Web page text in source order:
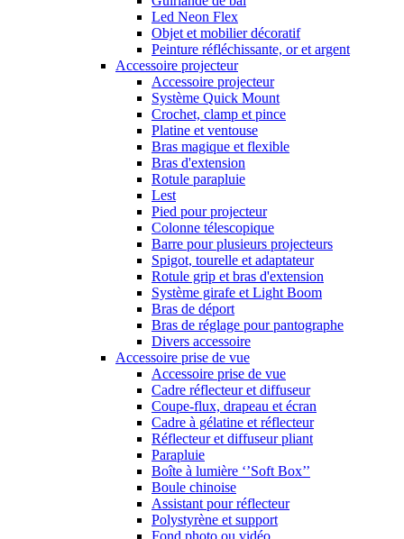
Led Neon Flex
Objet et mobilier décoratif
Peinture réfléchissante, or et argent
Accessoire projecteur
Accessoire projecteur
Système Quick Mount
Crochet, clamp et pince
Platine et ventouse
Bras magique et flexible
Bras d'extension
Rotule parapluie
Lest
Pied pour projecteur
Colonne télescopique
Barre pour plusieurs projecteurs
Spigot, tourelle et adaptateur
Rotule grip et bras d'extension
Système girafe et Light Boom
Bras de déport
Bras de réglage pour pantographe
Divers accessoire
Accessoire prise de vue
Accessoire prise de vue
Cadre réflecteur et diffuseur
Coupe-flux, drapeau et écran
Cadre à gélatine et réflecteur
Réflecteur et diffuseur pliant
Parapluie
Boîte à lumière ‘’Soft Box’’
Boule chinoise
Assistant pour réflecteur
Polystyrène et support
Fond photo ou vidéo